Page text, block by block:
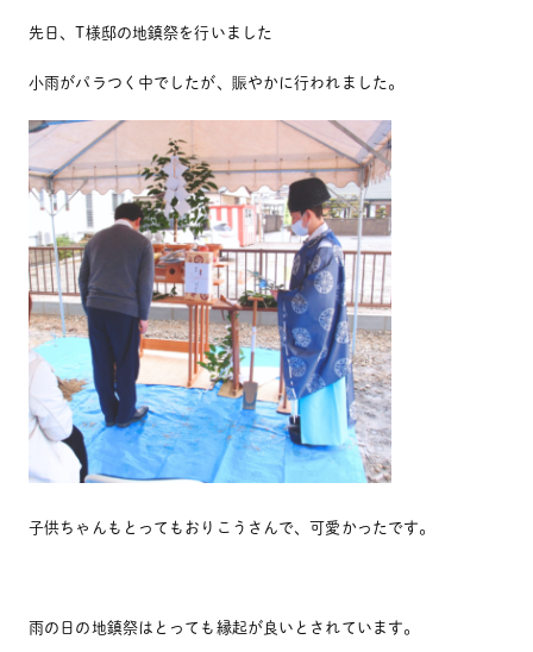
先日、T様邸の地鎮祭を行いました
小雨がパラつく中でしたが、賑やかに行われました。
子供ちゃんもとってもおりこうさんで、可愛かったです。
雨の日の地鎮祭はとっても縁起が良いとされています。